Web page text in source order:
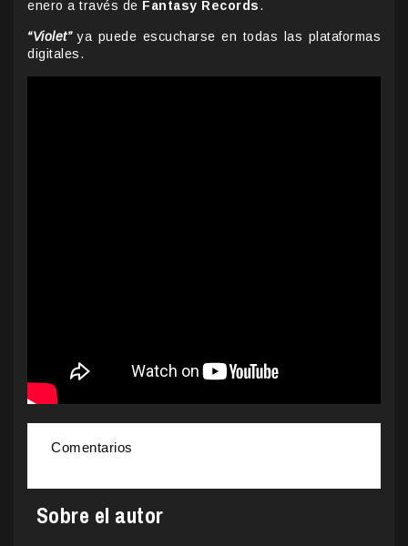
enero a través de Fantasy Records.
“Violet”ya puede escucharse en todas las plataformas
digitales.
Comentarios
Sobre el autor